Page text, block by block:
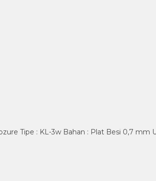
Tipe : KL-3w Bahan : Plat Besi 0,7 mm